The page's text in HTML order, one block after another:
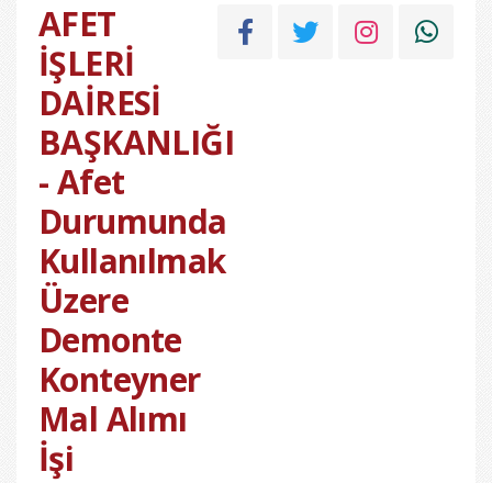
AFET
İŞLERİ
DAİRESİ
BAŞKANLIĞI
- Afet
Durumunda
Kullanılmak
Üzere
Demonte
Konteyner
Mal Alımı
İşi